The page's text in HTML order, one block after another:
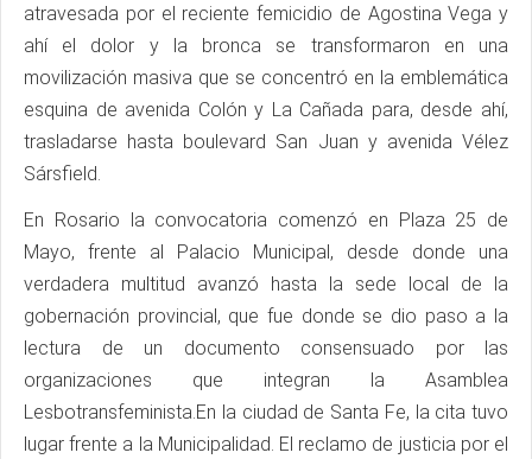
atravesada por el reciente femicidio de Agostina Vega y
ahí el dolor y la bronca se transformaron en una
movilización masiva que se concentró en la emblemática
esquina de avenida Colón y La Cañada para, desde ahí,
trasladarse hasta boulevard San Juan y avenida Vélez
Sársfield.
En Rosario la convocatoria comenzó en Plaza 25 de
Mayo, frente al Palacio Municipal, desde donde una
verdadera multitud avanzó hasta la sede local de la
gobernación provincial, que fue donde se dio paso a la
lectura de un documento consensuado por las
organizaciones que integran la Asamblea
Lesbotransfeminista.En la ciudad de Santa Fe, la cita tuvo
lugar frente a la Municipalidad. El reclamo de justicia por el